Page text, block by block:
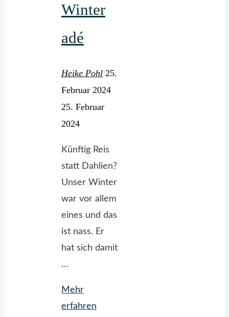
Blau"
Winter
adé
Heike Pohl 25.
Februar 2024
25. Februar
2024
Künftig Reis
statt Dahlien?
Unser Winter
war vor allem
eines und das
ist nass. Er
hat sich damit
…
Mehr
erfahren